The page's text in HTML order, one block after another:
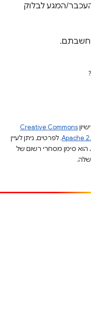
המגע לבלוק
חשבתם.
Creative Commons
Apache. לפרטים, ניתן לעיין
.‏ Java הוא סימן מסחרי רשום של